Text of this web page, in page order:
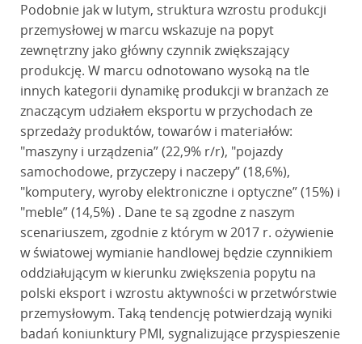
Podobnie jak w lutym, struktura wzrostu produkcji
przemysłowej w marcu wskazuje na popyt
zewnętrzny jako główny czynnik zwiększający
produkcję. W marcu odnotowano wysoką na tle
innych kategorii dynamikę produkcji w branżach ze
znaczącym udziałem eksportu w przychodach ze
sprzedaży produktów, towarów i materiałów:
"maszyny i urządzenia” (22,9% r/r), "pojazdy
samochodowe, przyczepy i naczepy” (18,6%),
"komputery, wyroby elektroniczne i optyczne” (15%) i
"meble” (14,5%) . Dane te są zgodne z naszym
scenariuszem, zgodnie z którym w 2017 r. ożywienie
w światowej wymianie handlowej będzie czynnikiem
oddziałującym w kierunku zwiększenia popytu na
polski eksport i wzrostu aktywności w przetwórstwie
przemysłowym. Taką tendencję potwierdzają wyniki
badań koniunktury PMI, sygnalizujące przyspieszenie